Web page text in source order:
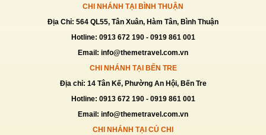
CHI NHÁNH TẠI BÌNH THUẬN
Địa Chỉ: 564 QL55, Tân Xuân, Hàm Tân, Bình Thuận
Hotline: 0913 672 190 - 0919 861 001
Email: info@themetravel.com.vn
CHI NHÁNH TẠI BẾN TRE
Địa chỉ: 14 Tân Kế, Phường An Hội, Bến Tre
Hotline: 0913 672 190 - 0919 861 001
Email: info@themetravel.com.vn
CHI NHÁNH TẠI CỦ CHI